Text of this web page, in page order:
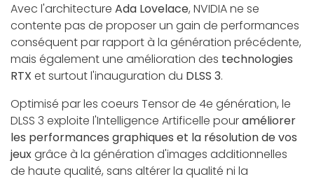
Avec l'architecture Ada Lovelace, NVIDIA ne se
contente pas de proposer un gain de performances
conséquent par rapport à la génération précédente,
mais également une amélioration des technologies
RTX et surtout l'inauguration du DLSS 3.
Optimisé par les coeurs Tensor de 4e génération, le
DLSS 3 exploite l'Intelligence Artificelle pouraméliorer
les performances graphiques et la résolution de vos
jeuxgrâce à la génération d'images additionnelles
de haute qualité, sans altérer la qualité ni la